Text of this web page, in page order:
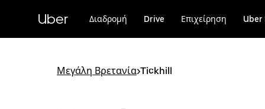
περιεχόμενο
Uber Διαδρομή Drive Επιχείρηση Uber
Μεγάλη Βρετανία>Tickhill